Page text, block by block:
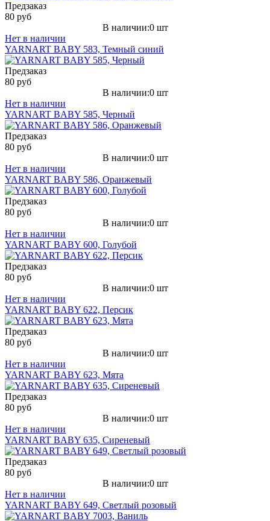
Предзаказ
80 руб
В наличии:0 шт
Нет в наличии
YARNART BABY 583, Темный синий
Предзаказ
80 руб
В наличии:0 шт
Нет в наличии
YARNART BABY 585, Черный
Предзаказ
80 руб
В наличии:0 шт
Нет в наличии
YARNART BABY 586, Оранжевый
Предзаказ
80 руб
В наличии:0 шт
Нет в наличии
YARNART BABY 600, Голубой
Предзаказ
80 руб
В наличии:0 шт
Нет в наличии
YARNART BABY 622, Персик
Предзаказ
80 руб
В наличии:0 шт
Нет в наличии
YARNART BABY 623, Мята
Предзаказ
80 руб
В наличии:0 шт
Нет в наличии
YARNART BABY 635, Сиреневый
Предзаказ
80 руб
В наличии:0 шт
Нет в наличии
YARNART BABY 649, Светлый розовый